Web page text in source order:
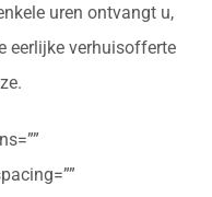
uren ontvangt u,
eerlijke verhuisofferte